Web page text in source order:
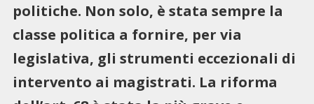
politiche. Non solo, è stata sempre la
classe politica a fornire, per via
legislativa, gli strumenti eccezionali di
intervento ai magistrati. La riforma